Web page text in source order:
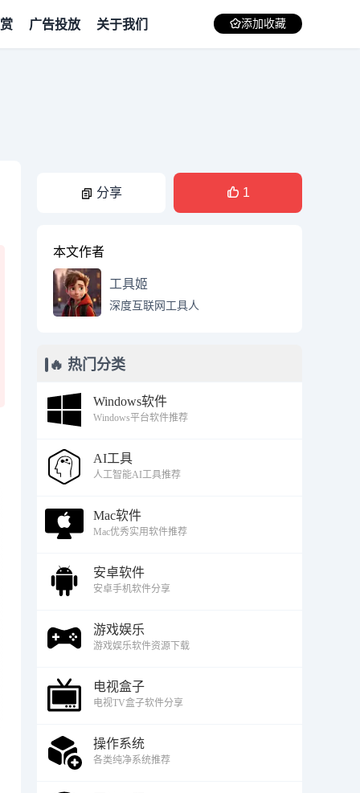
广告投放 关于我们 添加收藏
分享 1
本文作者
工具姬
深度互联网工具人
🔥 热门分类
Windows软件
Windows平台软件推荐
AI工具
人工智能AI工具推荐
Mac软件
Mac优秀实用软件推荐
安卓软件
安卓手机软件分享
游戏娱乐
游戏娱乐软件资源下载
电视盒子
电视TV盒子软件分享
操作系统
各类纯净系统推荐